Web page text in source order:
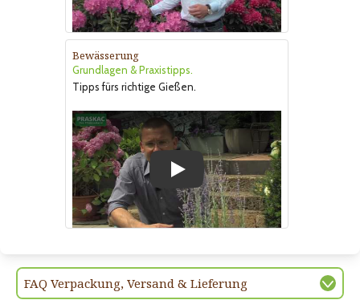
Bewässerung
Grundlagen & Praxistipps.
Tipps fürs richtige Gießen.
FAQ Verpackung, Versand & Lieferung